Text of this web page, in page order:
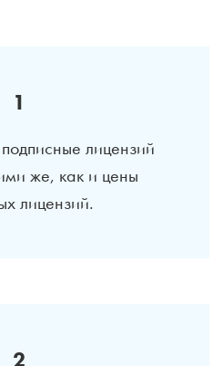
1
лицензий
же, как и цены
лицензий.
2